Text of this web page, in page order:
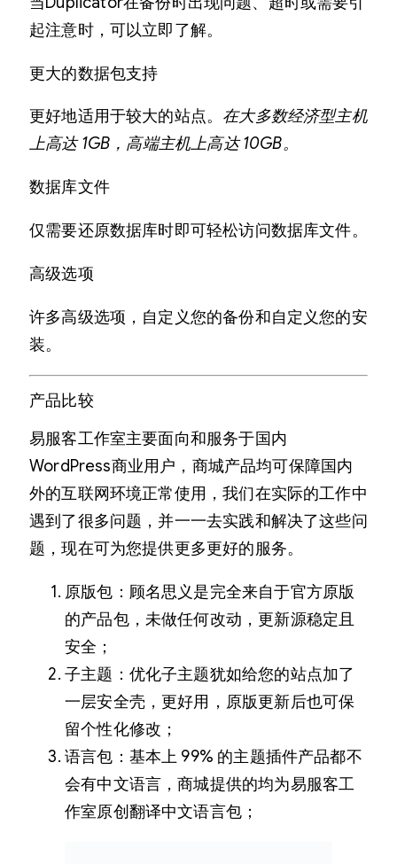
起注意时，可以立即了解。
更大的数据包支持
更好地适用于较大的站点。 在大多数经济型主机
上高达 1GB，高端主机上高达 10GB。
数据库文件
仅需要还原数据库时即可轻松访问数据库文件。
高级选项
许多高级选项，自定义您的备份和自定义您的安
装。
产品比较
易服客工作室主要面向和服务于国内
WordPress商业用户，商城产品均可保障国内
外的互联网环境正常使用，我们在实际的工作中
遇到了很多问题，并一一去实践和解决了这些问
题，现在可为您提供更多更好的服务。
原版包：顾名思义是完全来自于官方原版
的产品包，未做任何改动，更新源稳定且
安全；
子主题：优化子主题犹如给您的站点加了
一层安全壳，更好用，原版更新后也可保
留个性化修改；
语言包：基本上 99% 的主题插件产品都不
会有中文语言，商城提供的均为易服客工
作室原创翻译中文语言包；